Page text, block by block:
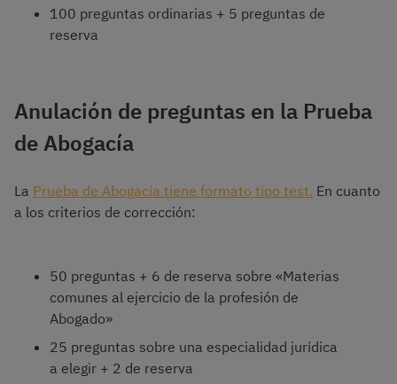
100 preguntas ordinarias + 5 preguntas de
reserva
Anulación de preguntas en la Prueba
de Abogacía
La Prueba de Abogacía tiene formato tipo test. En cuanto
a los criterios de corrección:
50 preguntas + 6 de reserva sobre «Materias
comunes al ejercicio de la profesión de
Abogado»
25 preguntas sobre una especialidad jurídica
a elegir + 2 de reserva